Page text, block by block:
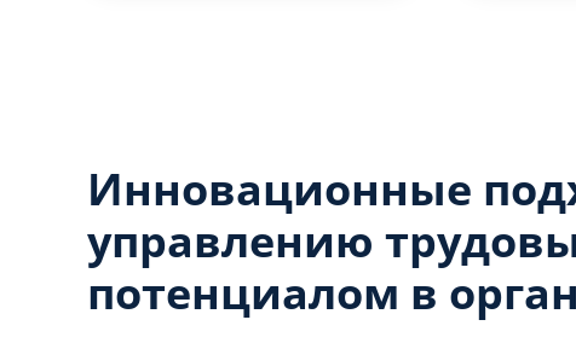
Инновационные
управлению
потенциалом в